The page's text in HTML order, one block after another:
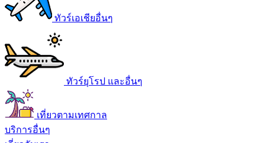
ทัวร์เอเชียอื่นๆ
ทัวร์ยุโรป และอื่นๆ
เที่ยวตามเทศกาล
บริการอื่นๆ